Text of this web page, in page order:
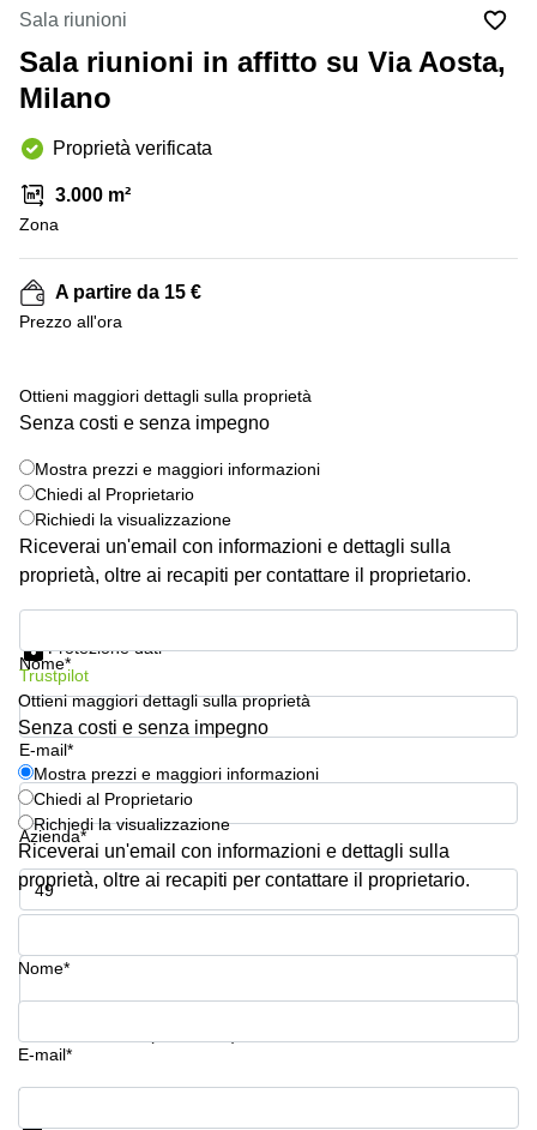
Brescia
Pescara
Verona
Catania
Bologna
Bergamo
Como
Napoli
affitto a
Pescara
Coworking
Lombardy
Business
Toscana
Business
center
Milano
Business
Coworking
Campania
Coworking
Cagliari
Coworking
Pescara
Coworking
Brescia
Affitto
Business
Centers
a
Treviso
Affitto
Business
Centers
a Napoli
Uffici
in
a
Milano
Meeting
Sala riunioni
Sala riunioni in affitto su Via Aosta,
Milano
Proprietà verificata
3.000 m²
Zona
A partire da 15 €
Prezzo all'ora
Ottieni maggiori dettagli sulla proprietà
Senza costi e senza impegno
Mostra prezzi e maggiori informazioni
Chiedi al Proprietario
Richiedi la visualizzazione
Riceverai un'email con informazioni e dettagli sulla
proprietà, oltre ai recapiti per contattare il proprietario.
Nome*
E-mail*
Azienda*
Numero di telefono*
Protezione dati
Trustpilot
Ottieni maggiori dettagli sulla proprietà
Senza costi e senza impegno
Mostra prezzi e maggiori informazioni
Chiedi al Proprietario
Richiedi la visualizzazione
Riceverai un'email con informazioni e dettagli sulla
proprietà, oltre ai recapiti per contattare il proprietario.
Nome*
E-mail*
Mostra prezzi e maggiori informazioni